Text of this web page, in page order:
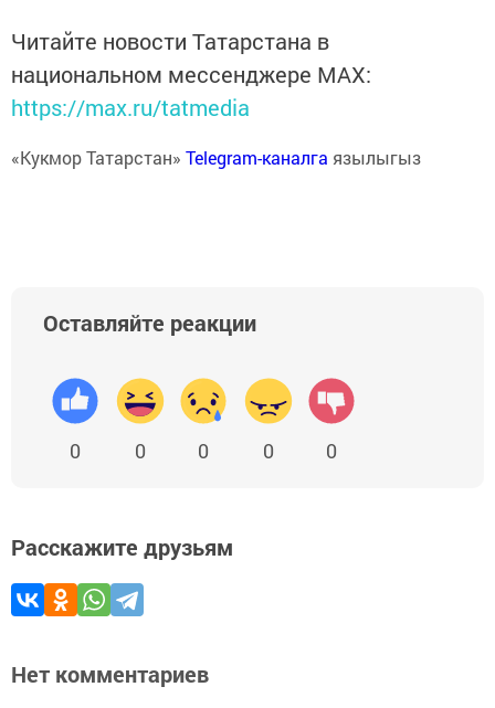
Читайте новости Татарстана в
национальном мессенджере MАХ:
https://max.ru/tatmedia
«Кукмор Татарстан» Telegram-каналга язылыгыз
Оставляйте реакции
0 0 0 0 0
Расскажите друзьям
Нет комментариев